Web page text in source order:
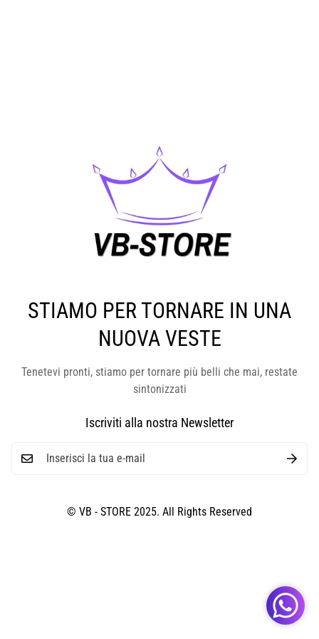
STIAMO PER TORNARE IN UNA
NUOVA VESTE
Tenetevi pronti, stiamo per tornare più belli che mai, restate
sintonizzati
Iscriviti alla nostra Newsletter
© VB - STORE 2025. All Rights Reserved